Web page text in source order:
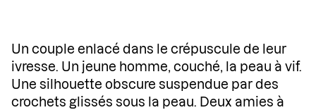
Un couple enlacé dans le crépuscule de leur
ivresse. Un jeune homme, couché, la peau à vif.
Une silhouette obscure suspendue par des
crochets glissés sous la peau. Deux amies à